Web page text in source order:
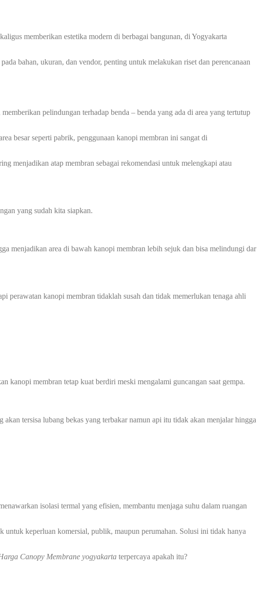
memberikan estetika modern di berbagai bangunan, di Yogyakarta
bahan, ukuran, dan vendor, penting untuk melakukan riset dan perencanaan
pelindungan terhadap benda – benda yang ada di area yang tertutup
besar seperti pabrik, penggunaan kanopi membran ini sangat di
menjadikan atap membran sebagai rekomendasi untuk melengkapi atau
yang sudah kita siapkan.
menjadikan area di bawah kanopi membran lebih sejuk dan bisa melindungi dar
perawatan kanopi membran tidaklah susah dan tidak memerlukan tenaga ahli
kanopi membran tetap kuat berdiri meski mengalami guncangan saat gempa.
tersisa lubang bekas yang terbakar namun api itu tidak akan menjalar hingga
isolasi termal yang efisien, membantu menjaga suhu dalam ruangan
keperluan komersial, publik, maupun perumahan. Solusi ini tidak hanya
Canopy Membrane yogyakarta terpercaya apakah itu?